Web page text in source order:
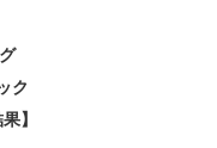
ク
】